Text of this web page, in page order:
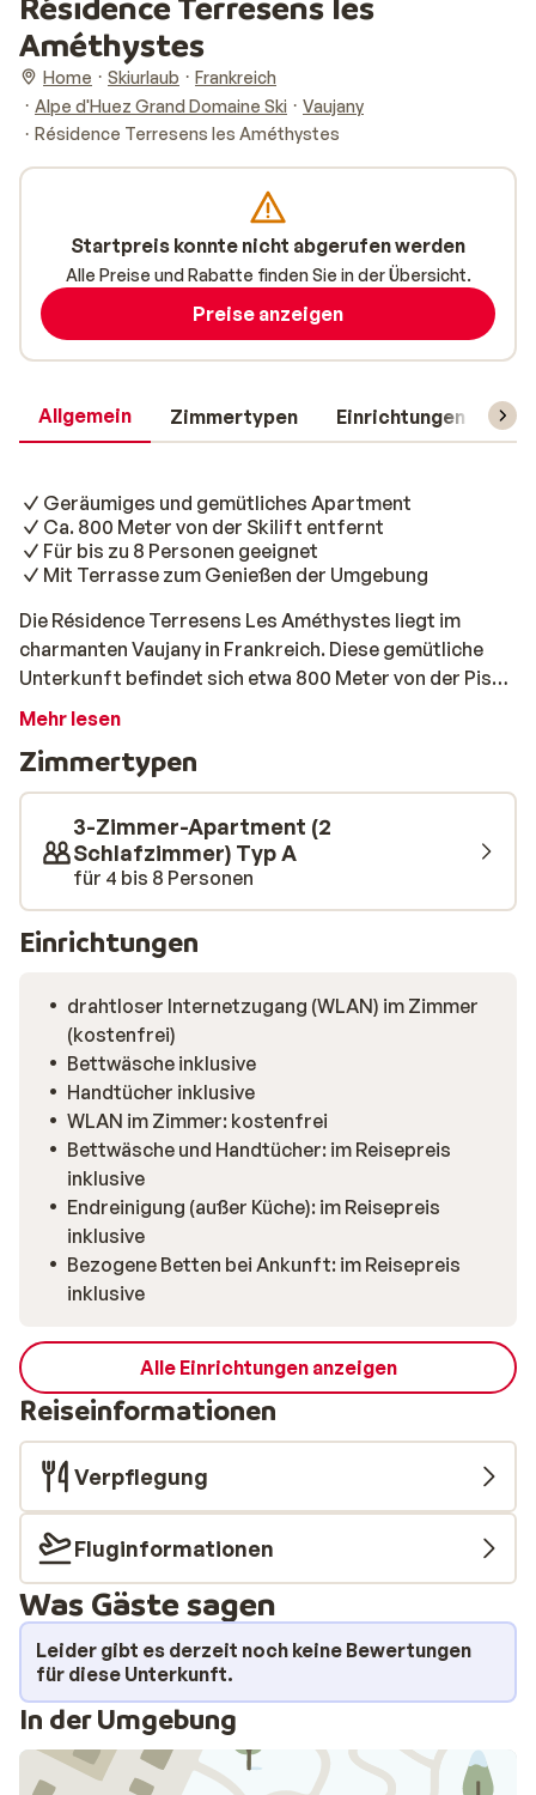
Améthystes
Home Skiurlaub
Frankreich
Alpe d'Huez Grand Domaine Ski
Vaujany
Résidence Terresens les Améthystes
Allgemein Zimmertypen Einrichtungen
Geräumiges und gemütliches Apartment
Ca. 800 Meter von der Skilift entfernt
Für bis zu 8 Personen geeignet
Mit Terrasse zum Genießen der Umgebung
Die Résidence Terresens Les Améthystes liegt im
charmanten Vaujany in Frankreich. Diese gemütliche
Unterkunft befindet sich etwa 800 Meter von der Piste
und dem Skilift entfernt – perfekt für alle, die nach
möchten. Das Gebäude versprüht den typischen
Charme eines Berghalets, mit warmen Holzelementen
und einer modernen Ausstattung. Die Apartments sind
großzügig und stilvoll eingerichtet, mit einem
gemütlichen Wohnzimmer, einer voll ausgestatteten
Küchenzeile und einer einladenden Terrasse mit Blick
auf die umliegenden Berge. Der Duft von frischem Holz
und das sanfte Knirschen des Schnees draußen sorgen
sofort für echtes Winterfeeling. Die 3-Zimmer-
Apartments mit Mezzanine bieten Platz für bis zu 8
Personen – ideal für größere Gruppen. Zwei
komfortable Schlafzimmer, zusätzliche Schlafplätze
auf der Mezzanine sowie zwei Badezimmer sorgen für
ausreichend Raum und Privatsphäre. Die moderne
Küche mit Backofen, Spülmaschine und
Kaffeemaschine lädt am Abend zu entspannten
Stunden und gemeinsamen Mahlzeiten am großen
Esstisch ein. Nach einem aktiven Tag auf der Piste
kannst du deine Skier sicher im Skiraum verstauen.
Handumdrehen deine schönsten Urlaubsmomente –
oder wirfst schon mal einen Blick auf den
Wetterbericht für morgen. Das Zentrum von Vaujany
mit gemütlichen Restaurants und kleinen Geschäften
erreichst du in rund 1.000 Metern Entfernung.
Mehr lesen
Zimmertypen
3-Zimmer-Apartment (2
Schlafzimmer) Typ A
für 4 bis 8 Personen
Einrichtungen
drahtloser Internetzugang (WLAN) im Zimmer
(kostenfrei)
Bettwäsche inklusive
Handtücher inklusive
WLAN im Zimmer: kostenfrei
Bettwäsche und Handtücher: im Reisepreis
inklusive
Endreinigung (außer Küche): im Reisepreis
inklusive
Bezogene Betten bei Ankunft: im Reisepreis
inklusive
Alle Einrichtungen anzeigen
Reiseinformationen
Verpflegung
Fluginformationen
Was Gäste sagen
Leider gibt es derzeit noch keine Bewertungen
für diese Unterkunft.
In der Umgebung
Startpreis konnte nicht abgerufen werden
Alle Preise und Rabatte finden Sie in der Übersicht.
Preise anzeigen